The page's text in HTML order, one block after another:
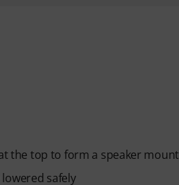
the top to form a speaker mount
safely